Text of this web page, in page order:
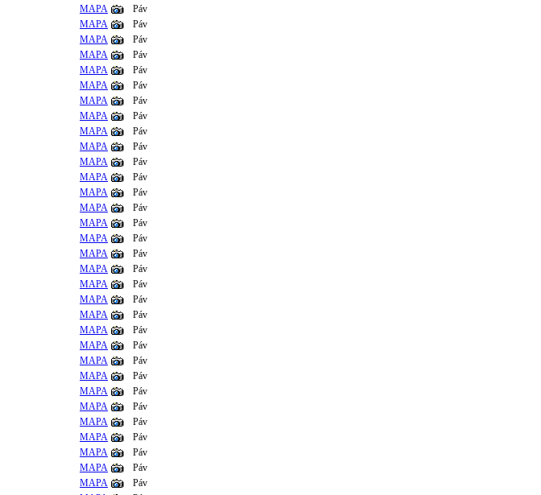
MAPA
Páv
MAPA
Páv
MAPA
Páv
MAPA
Páv
MAPA
Páv
MAPA
Páv
MAPA
Páv
MAPA
Páv
MAPA
Páv
MAPA
Páv
MAPA
Páv
MAPA
Páv
MAPA
Páv
MAPA
Páv
MAPA
Páv
MAPA
Páv
MAPA
Páv
MAPA
Páv
MAPA
Páv
MAPA
Páv
MAPA
Páv
MAPA
Páv
MAPA
Páv
MAPA
Páv
MAPA
Páv
MAPA
Páv
MAPA
Páv
MAPA
Páv
MAPA
Páv
MAPA
Páv
MAPA
Páv
MAPA
Páv